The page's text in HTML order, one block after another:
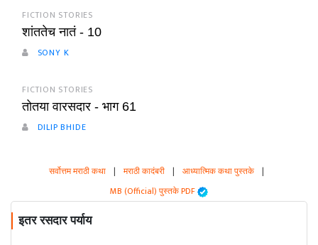
FICTION STORIES
शांततेच नातं - 10
SONY K
FICTION STORIES
तोतया वारसदार - भाग 61
DILIP BHIDE
सर्वोत्तम मराठी कथा | मराठी कादंबरी | आध्यात्मिक कथा पुस्तके |
MB (Official) पुस्तके PDF
इतर रसदार पर्याय